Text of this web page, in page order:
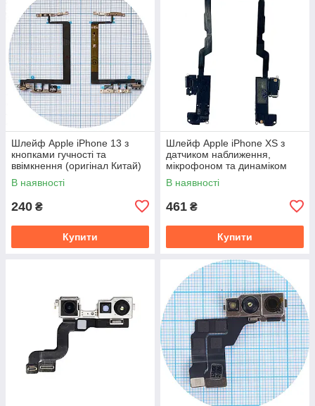
Шлейф Apple iPhone 13 з
кнопками гучності та
ввімкнення (оригінал Китай)
В наявності
240 ₴
Купити
Шлейф Apple iPhone XS з
датчиком наближення,
мікрофоном та динаміком
(оригінал Китай)
В наявності
461 ₴
Купити